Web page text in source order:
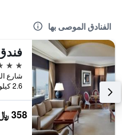
الفنادق الموصى بها
5 نجوم
2.6 كيلومتر عن وسط المدينة
358 ﷼